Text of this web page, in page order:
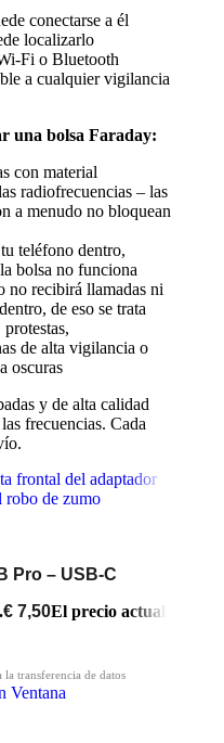
conectarse a él
localizarlo
Fi o Bluetooth
a cualquier vigilancia
una bolsa Faraday:
con material
radiofrecuencias – las
a menudo no bloquean
teléfono dentro,
bolsa no funciona
no recibirá llamadas ni
de eso se trata
de alta vigilancia o
oscuras
y de alta calidad
frecuencias. Cada
Pro – USB-C
€ 7,50El precio actual